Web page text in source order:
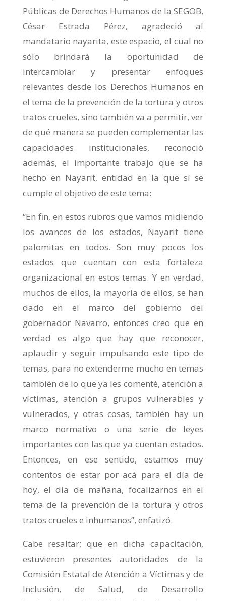
Públicas de Derechos Humanos de la SEGOB,
César Estrada Pérez, agradeció al
mandatario nayarita, este espacio, el cual no
sólo brindará la oportunidad de
intercambiar y presentar enfoques
relevantes desde los Derechos Humanos en
el tema de la prevención de la tortura y otros
tratos crueles, sino también va a permitir, ver
de qué manera se pueden complementar las
capacidades institucionales, reconoció
además, el importante trabajo que se ha
hecho en Nayarit, entidad en la que sí se
cumple el objetivo de este tema:
“En fin, en estos rubros que vamos midiendo
los avances de los estados, Nayarit tiene
palomitas en todos. Son muy pocos los
estados que cuentan con esta fortaleza
organizacional en estos temas. Y en verdad,
muchos de ellos, la mayoría de ellos, se han
dado en el marco del gobierno del
gobernador Navarro, entonces creo que en
verdad es algo que hay que reconocer,
aplaudir y seguir impulsando este tipo de
temas, para no extenderme mucho en temas
también de lo que ya les comenté, atención a
víctimas, atención a grupos vulnerables y
vulnerados, y otras cosas, también hay un
marco normativo o una serie de leyes
importantes con las que ya cuentan estados.
Entonces, en ese sentido, estamos muy
contentos de estar por acá para el día de
hoy, el día de mañana, focalizarnos en el
tema de la prevención de la tortura y otros
tratos crueles e inhumanos”, enfatizó.
Cabe resaltar; que en dicha capacitación,
estuvieron presentes autoridades de la
Comisión Estatal de Atención a Víctimas y de
Inclusión, de Salud, de Desarrollo